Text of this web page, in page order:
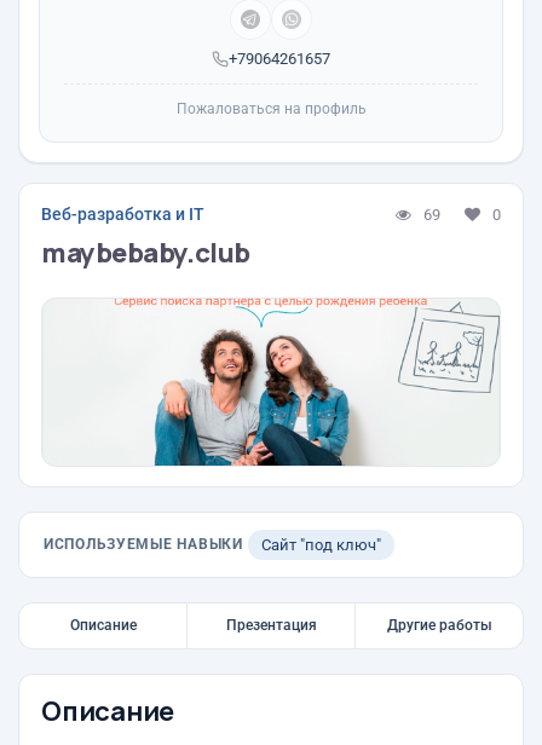
+79064261657
Пожаловаться на профиль
Веб-разработка и IT 69 0
maybebaby.club
ИСПОЛЬЗУЕМЫЕ НАВЫКИ Сайт "под ключ"
Описание Презентация Другие работы
Описание